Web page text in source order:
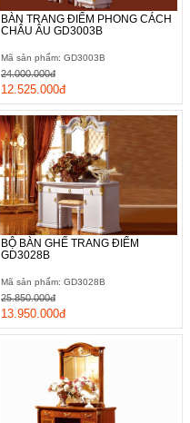
BÀN TRANG ĐIỂM PHONG CÁCH
CHÂU ÂU GD3003B
Mã sản phẩm: GD3003B
12.525.000đ
24.000.000đ
BỘ BÀN GHẾ TRANG ĐIỂM
GD3028B
Mã sản phẩm: GD3028B
13.950.000đ
25.850.000đ